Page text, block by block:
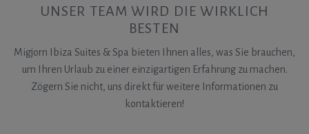
UNSER TEAM WIRD DIE WIRKLICH
BESTEN
Migjorn Ibiza Suites & Spa bieten Ihnen alles, was Sie brauchen,
um Ihren Urlaub zu einer einzigartigen Erfahrung zu machen.
Zögern Sie nicht, uns direkt für weitere Informationen zu
kontaktieren!